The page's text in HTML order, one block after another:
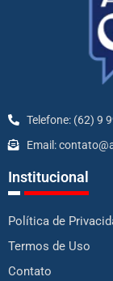
Telefone: (62) 9
Email:
Institucional
Política de
Termos de Uso
Contato